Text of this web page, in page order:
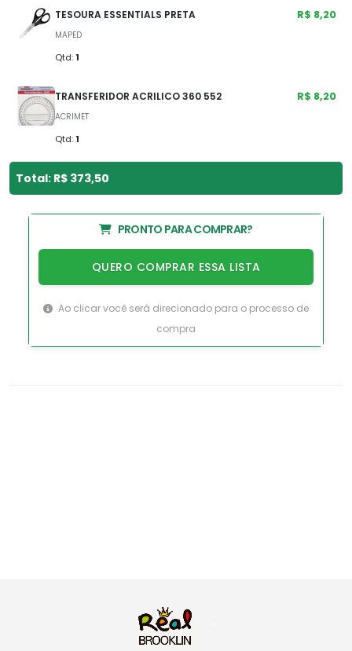
TESOURA ESSENTIALS PRETA
MAPED
Qtd: 1
R$ 8,20
TRANSFERIDOR ACRILICO 360 552
ACRIMET
Qtd: 1
R$ 8,20
Total: R$ 373,50
PRONTO PARA COMPRAR?
QUERO COMPRAR ESSA LISTA
Ao clicar você será direcionado para o processo de
compra